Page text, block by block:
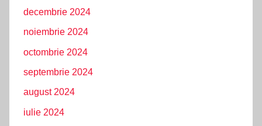
decembrie 2024
noiembrie 2024
octombrie 2024
septembrie 2024
august 2024
iulie 2024